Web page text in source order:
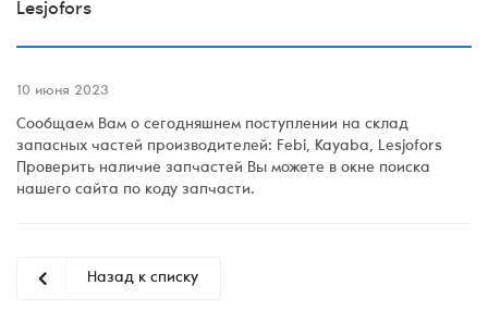
Lesjofors
10 июня 2023
Сообщаем Вам о сегодняшнем поступлении на склад
запасных частей производителей: Febi, Kayaba, Lesjofors
Проверить наличие запчастей Вы можете в окне поиска
нашего сайта по коду запчасти.
Назад к списку